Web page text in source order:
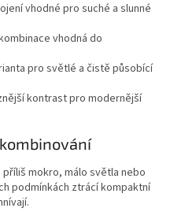
vhodné pro suché a slunné
vhodná do
pro světlé a čistě působící
kontrast pro modernější
mokro, málo světla nebo
podmínkách ztrácí kompaktní